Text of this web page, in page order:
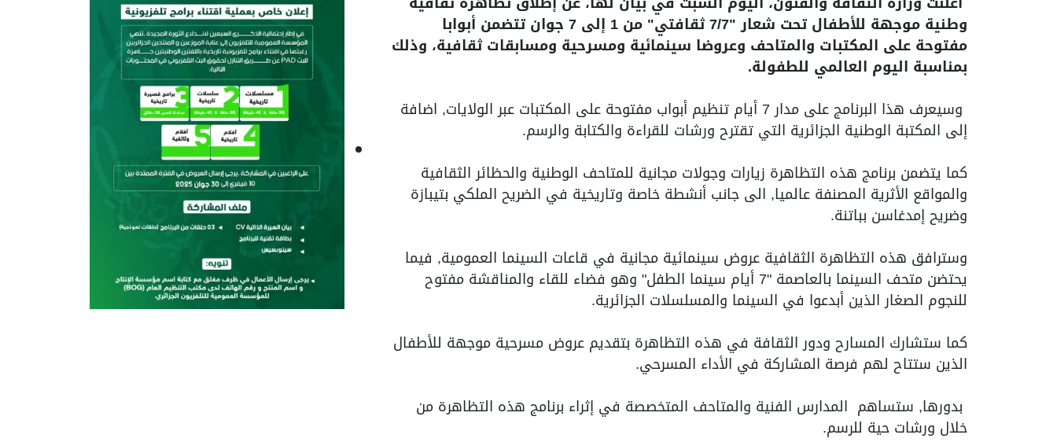
وطنية موجهة للأطفال تحت شعار "7/7 ثقافتي" من 1 إلى 7 جوان تتضمن أبوابا
مفتوحة على المكتبات والمتاحف وعروضا سينمائية ومسرحية ومسابقات ثقافية، وذلك
بمناسبة اليوم العالمي للطفولة.
وسيعرف هذا البرنامج على مدار 7 أيام تنظيم أبواب مفتوحة على المكتبات عبر الولايات, اضافة
إلى المكتبة الوطنية الجزائرية التي تقترح ورشات للقراءة والكتابة والرسم.
كما يتضمن برنامج هذه التظاهرة زيارات وجولات مجانية للمتاحف الوطنية والحظائر الثقافية
والمواقع الأثرية المصنفة عالميا, الى جانب أنشطة خاصة وتاريخية في الضريح الملكي بتيبازة
وضريح إمدغاسن بباتنة.
وسترافق هذه التظاهرة الثقافية عروض سينمائية مجانية في قاعات السينما العمومية, فيما
يحتضن متحف السينما بالعاصمة "7 أيام سينما الطفل" وهو فضاء للقاء والمناقشة مفتوح
للنجوم الصغار الذين أبدعوا في السينما والمسلسلات الجزائرية.
كما ستشارك المسارح ودور الثقافة في هذه التظاهرة بتقديم عروض مسرحية موجهة للأطفال
الذين ستتاح لهم فرصة المشاركة في الأداء المسرحي.
بدورها, ستساهم المدارس الفنية والمتاحف المتخصصة في إثراء برنامج هذه التظاهرة من
خلال ورشات حية للرسم.